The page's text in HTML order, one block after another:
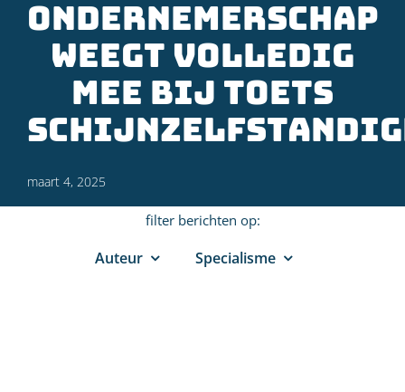
ondernemerschap
weegt volledig
mee bij toets
maart 4, 2025
filter berichten op:
Auteur Specialisme